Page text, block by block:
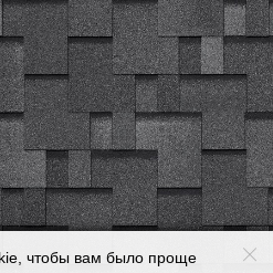
чтобы вам было проще